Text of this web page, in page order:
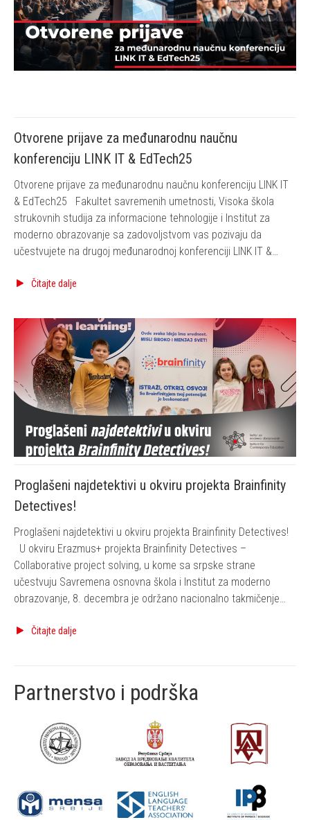
Otvorene prijave za međunarodnu naučnu
konferenciju LINK IT & EdTech25
Otvorene prijave za međunarodnu naučnu konferenciju LINK IT
& EdTech25 Fakultet savremenih umetnosti, Visoka škola
strukovnih studija za informacione tehnologije i Institut za
moderno obrazovanje sa zadovoljstvom vas pozivaju da
učestvujete na drugoj međunarodnoj konferenciji LINK IT &
hibridnom formatu – u…
Čitajte dalje
Proglašeni najdetektivi u okviru projekta Brainfinity
Detectives!
Proglašeni najdetektivi u okviru projekta Brainfinity Detectives!
U okviru Erazmus+ projekta Brainfinity Detectives –
Collaborative project solving, u kome sa srpske strane
učestvuju Savremena osnovna škola i Institut za moderno
obrazovanje, 8. decembra je održano nacionalno takmičenje
problema. Zadatke su formulisali projektni partneri iz
Čitajte dalje
Partnerstvo i podrška